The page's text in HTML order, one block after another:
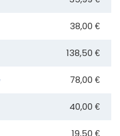
38,00 €
138,50 €
78,00 €
40,00 €
19,50 €